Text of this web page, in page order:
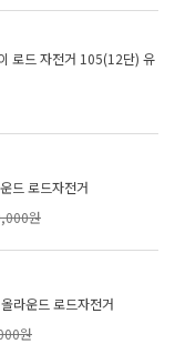
로드 자전거 105(12단) 유
드 로드자전거
원
라운드 로드자전거
원